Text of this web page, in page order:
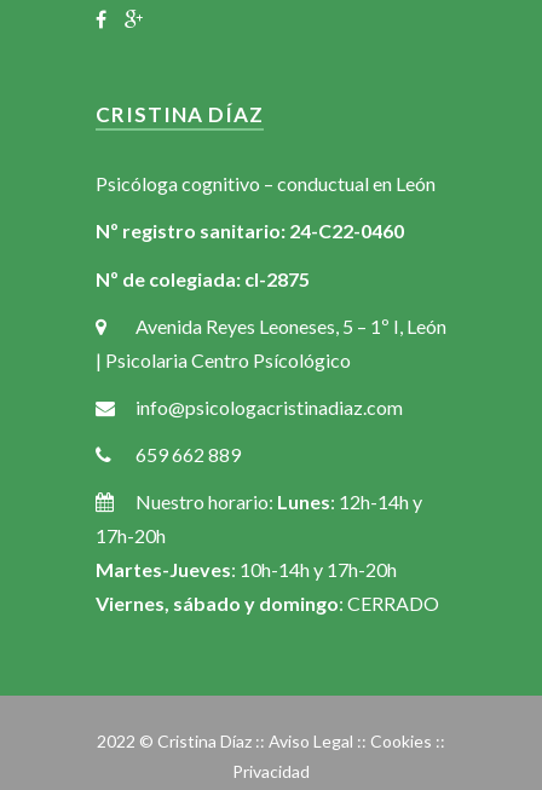
CRISTINA DÍAZ
Psicóloga cognitivo – conductual en León
Nº registro sanitario: 24-C22-0460
Nº de colegiada: cl-2875
Avenida Reyes Leoneses, 5 – 1º I, León
| Psicolaria Centro Psícológico
info@psicologacristinadiaz.com
659 662 889
Nuestro horario: Lunes: 12h-14h y
17h-20h
Martes-Jueves: 10h-14h y 17h-20h
Viernes, sábado y domingo: CERRADO
2022 © Cristina Díaz :: Aviso Legal :: Cookies ::
Privacidad